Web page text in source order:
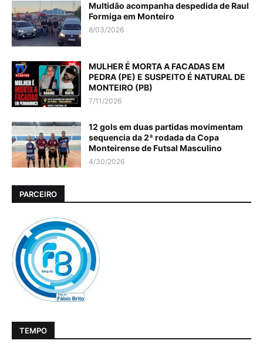
Multidão acompanha despedida de Raul
Formiga em Monteiro
8/03/2026
MULHER É MORTA A FACADAS EM
PEDRA (PE) E SUSPEITO É NATURAL DE
MONTEIRO (PB)
7/11/2026
12 gols em duas partidas movimentam
sequencia da 2ª rodada da Copa
Monteirense de Futsal Masculino
4/30/2026
PARCEIRO
TEMPO